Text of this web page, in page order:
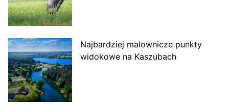
Najbardziej malownicze punkty
widokowe na Kaszubach